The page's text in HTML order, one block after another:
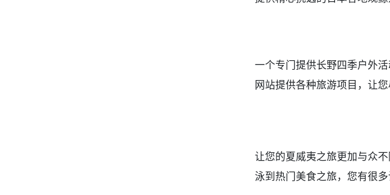
一个专门提供长野四季户外
网站提供各种旅游项目，让您
让您的夏威夷之旅更加与众
泳到热门美食之旅，您有很多